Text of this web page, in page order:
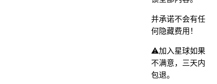
并承诺不会有任
何隐藏费用！
⚠️加入星球如果
不满意，三天内
包退。